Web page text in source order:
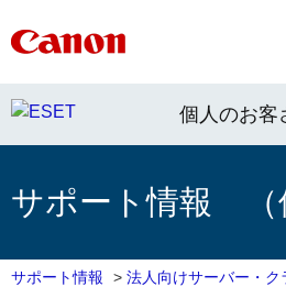
個人のお客
サポート情報 （
サポート情報 > 法人向けサーバー・